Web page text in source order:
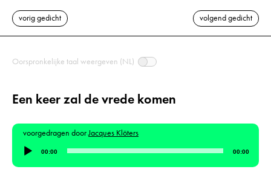
vorig gedicht volgend gedicht
Oorspronkelijke taal weergeven (NL)
Een keer zal de vrede komen
voorgedragen doorJacques Klöters
Audiospeler
00:00 00:00